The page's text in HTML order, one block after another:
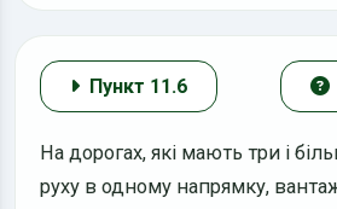
Пункт 11.6
На дорогах, які мають три і
руху в одному напрямку,